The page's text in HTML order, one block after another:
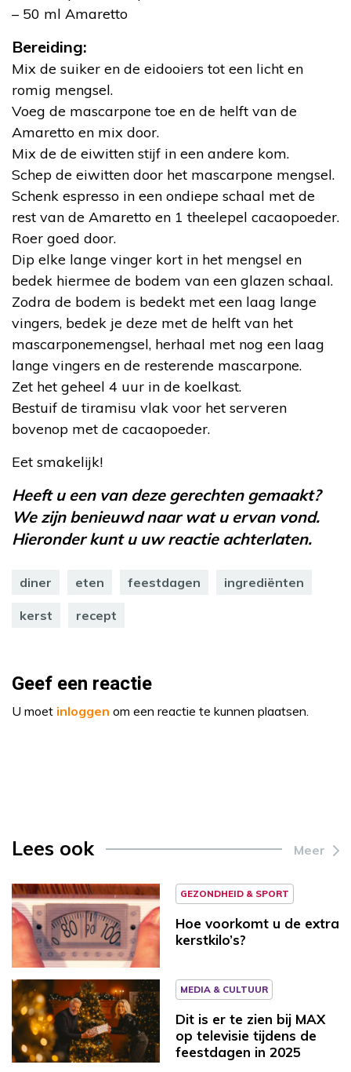
– 50 ml Amaretto
Bereiding:
Mix de suiker en de eidooiers tot een licht en
romig mengsel.
Voeg de mascarpone toe en de helft van de
Amaretto en mix door.
Mix de de eiwitten stijf in een andere kom.
Schep de eiwitten door het mascarpone mengsel.
Schenk espresso in een ondiepe schaal met de
rest van de Amaretto en 1 theelepel cacaopoeder.
Roer goed door.
Dip elke lange vinger kort in het mengsel en
bedek hiermee de bodem van een glazen schaal.
Zodra de bodem is bedekt met een laag lange
vingers, bedek je deze met de helft van het
mascarponemengsel, herhaal met nog een laag
lange vingers en de resterende mascarpone.
Zet het geheel 4 uur in de koelkast.
Bestuif de tiramisu vlak voor het serveren
bovenop met de cacaopoeder.
Eet smakelijk!
Heeft u een van deze gerechten gemaakt?
We zijn benieuwd naar wat u ervan vond.
Hieronder kunt u uw reactie achterlaten.
diner eten feestdagen ingrediënten
kerst recept
Geef een reactie
U moet inloggen om een reactie te kunnen plaatsen.
Lees ook Meer
GEZONDHEID & SPORT
Hoe voorkomt u de extra
kerstkilo’s?
MEDIA & CULTUUR
Dit is er te zien bij MAX
op televisie tijdens de
feestdagen in 2025